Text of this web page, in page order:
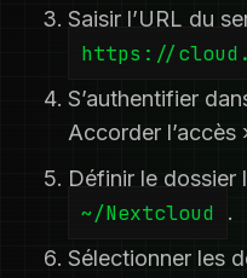
Saisir l’URL du
https://
S’authentifier
Accorder l’accès
Définir le dossier
~/Nextcloud
.
Sélectionner les